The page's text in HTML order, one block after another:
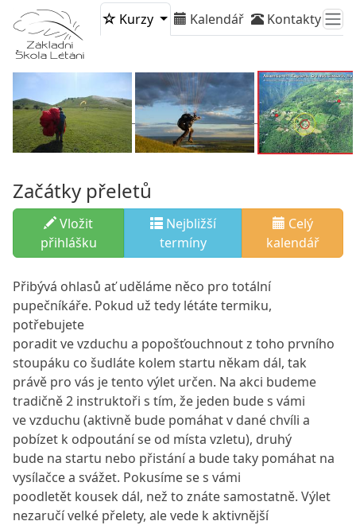
Kurzy Kalendář Kontakty
Začátky přeletů
Vložit
přihlášku
Nejbližší
termíny
Celý
kalendář
Přibývá ohlasů ať uděláme něco pro totální
pupečníkáře. Pokud už tedy létáte termiku,
potřebujete
poradit ve vzduchu a popošťouchnout z toho prvního
stoupáku co šudláte kolem startu někam dál, tak
právě pro vás je tento výlet určen. Na akci budeme
tradičně 2 instruktoři s tím, že jeden bude s vámi
ve vzduchu (aktivně bude pomáhat v dané chvíli a
pobízet k odpoutání se od místa vzletu), druhý
bude na startu nebo přistání a bude taky pomáhat na
vysílačce a svážet. Pokusíme se s vámi
poodletět kousek dál, než to znáte samostatně. Výlet
nezaručí velké přelety, ale vede k aktivnější